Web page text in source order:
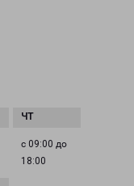
с 09:00 до
18:00